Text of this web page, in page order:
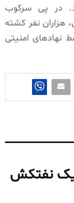
در پی سرکوب
هزاران نفر کشته
نهادهای امنیتی
یک نفتکش